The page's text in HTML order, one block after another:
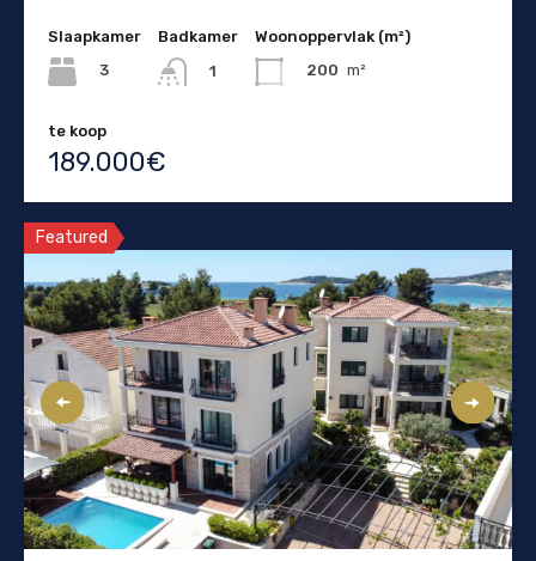
Slaapkamer
3
Badkamer
1
Woonoppervlak (m²)
200 m²
te koop
189.000€
Featured